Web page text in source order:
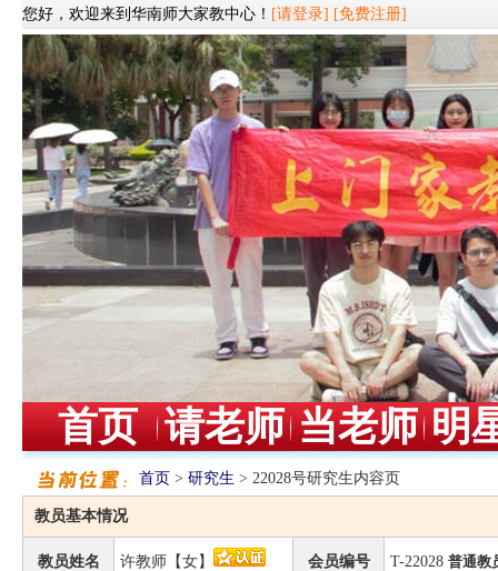
您好，欢迎来到华南师大家教中心！ [请登录] [免费注册]
首页 请老师 当老师 明
首页 > 研究生 > 22028号研究生内容页
教员基本情况
教员姓名 许教师【女】 会员编号 T-22028 普通教